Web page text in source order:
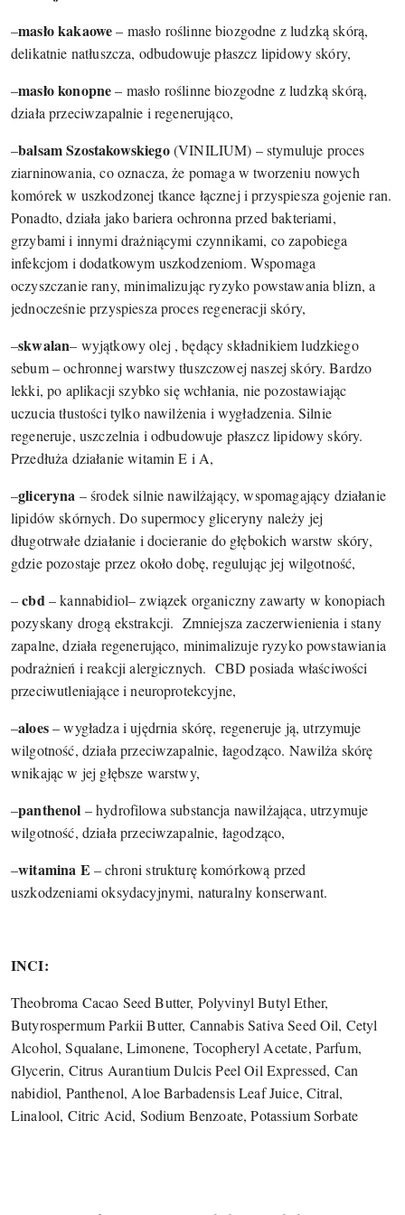
–masło kakaowe– masło roślinne biozgodne z ludzką skórą,
delikatnie natłuszcza, odbudowuje płaszcz lipidowy skóry,
–masło kon​opne– masło roślinne biozgodne z ludzką skórą,
działa przeciwzapalnie i regenerująco,
–balsam Szostakowskiego(VINILIUM) – stymuluje proces
ziarninowania, co oznacza, że pomaga w tworzeniu nowych
komórek w uszkodzonej tkance łącznej i przyspiesza gojenie ran.
Ponadto, działa jako bariera ochronna przed bakteriami,
grzybami i innymi drażniącymi czynnikami, co zapobiega
infekcjom i dodatkowym uszkodzeniom. Wspomaga
oczyszczanie rany, minimalizując ryzyko powstawania blizn, a
jednocześnie przyspiesza proces regeneracji skóry,
–skwalan– wyjątkowy olej , będący składnikiem ludzkiego
sebum – ochronnej warstwy tłuszczowej naszej skóry. Bardzo
lekki, po aplikacji szybko się wchłania, nie pozostawiając
uczucia tłustości tylko nawilżenia i wygładzenia. Silnie
regeneruje, uszczelnia i odbudowuje płaszcz lipidowy skóry.
Przedłuża działanie witamin E i A,
–gliceryna – środek silnie nawilżający, wspomagający działanie
lipidów skórnych. Do supermocy gliceryny należy jej
długotrwałe działanie i docieranie do głębokich warstw skóry,
gdzie pozostaje przez około dobę, regulując jej wilgotność,
–cbd – kannabidiol– związek organiczny zawarty w konopiach
pozyskany drogą ekstrakcji. Zmniejsza zaczerwienienia i stany
zapalne, działa regenerująco, minimalizuje ryzyko powstawiania
podrażnień i reakcji alergicznych. CBD posiada właściwości
przeciwutleniające i neuroprotekcyjne,
–aloes– wygładza i ujędrnia skórę, regeneruje ją, utrzymuje
wilgotność, działa przeciwzapalnie, łagodząco. Nawilża skórę
wnikając w jej głębsze warstwy,
–panthenol – hydrofilowa substancja nawilżająca, utrzymuje
wilgotność, działa przeciwzapalnie, łagodząco,
–witamina E – chroni strukturę komórkową przed
uszkodzeniami oksydacyjnymi, naturalny konserwant.
INCI:
Theobroma Cacao Seed Butter, Polyvinyl Butyl Ether,
Butyrospermum Parkii Butter, Can​nabis Sa​tiva Seed Oil, Cetyl
Alcohol, Squalane, Limonene, Tocopheryl Acetate, Parfum,
Glycerin, Citrus Aurantium Dulcis Peel Oil Expressed, Can​
nabidiol, Panthenol, Aloe Barbadensis Leaf Juice, Citral,
Linalool, Citric Acid, Sodium Benzoate, Potassium Sorbate